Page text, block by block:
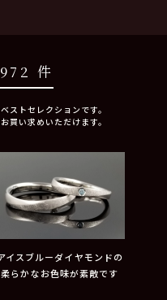
972 件
ストセレクションです。
買い求めいただけます。
イスブルーダイヤモンドの
柔らかなお色味が素敵です